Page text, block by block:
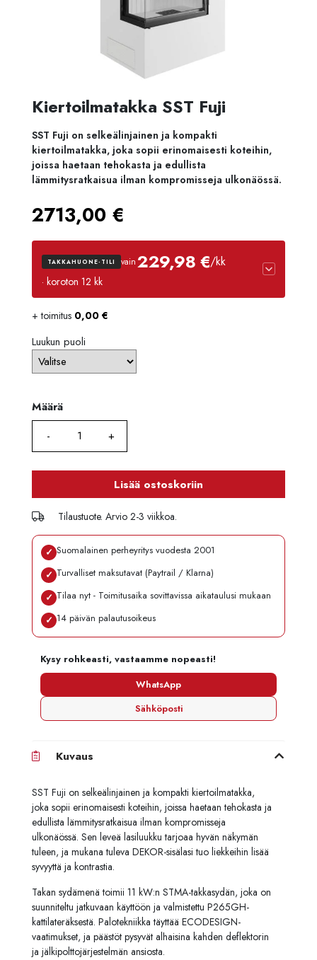
Kiertoilmatakka SST Fuji
SST Fuji on selkeälinjainen ja kompakti
kiertoilmatakka, joka sopii erinomaisesti koteihin,
joissa haetaan tehokasta ja edullista
lämmitysratkaisua ilman kompromisseja ulkonäössä.
2713,00 €
TAKKAHUONE-TILI vain229,98 €/kk
· koroton 12 kk
Luottoaika
Korko
Käsittelymaksu
+ toimitus 0,00 €
Luukun puoli
Määrä
Määrä
Lisää ostoskoriin
Tilaustuote. Arvio 2-3 viikkoa.
✓ Suomalainen perheyritys vuodesta 2001
✓ Turvalliset maksutavat (Paytrail / Klarna)
✓ Tilaa nyt - Toimitusaika sovittavissa aikataulusi mukaan
✓ 14 päivän palautusoikeus
Kysy rohkeasti, vastaamme nopeasti!
WhatsApp
Sähköposti
Kuvaus
SST Fuji on selkeälinjainen ja kompakti kiertoilmatakka,
joka sopii erinomaisesti koteihin, joissa haetaantehokasta ja
edullista lämmitysratkaisua ilman kompromisseja
ulkonäössä. Sen leveä lasiluukkutarjoaa hyvän näkymän
tuleen, ja mukanatuleva DEKOR-sisälasituo liekkeihin lisää
syvyyttä ja kontrastia.
Takan sydämenätoimii 11 kW:n STMA-takkasydän, joka on
suunniteltu jatkuvaan käyttöön ja valmistettu P265GH-
kattilateräksestä. Palotekniikkatäyttää ECODESIGN-
vaatimukset, ja päästöt pysyvät alhaisina kahden deflektorin
ja jälkipolttojärjestelmän ansiosta.